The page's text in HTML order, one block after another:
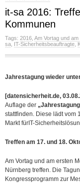
it-sa 2016:
Kommunen
Tags: 2016 Am Vortag und
sa IT-Sicherheitsbeauftragte
Jahrestagung wieder
[datensicherheit.de,
Auflage der
stattfinden. Diese lädt vom
Markt für IT-
Treffen am 17. und 18.
Am Vortag und am ersten
Nürnberg treffen. Die
Kongressprogramm zur